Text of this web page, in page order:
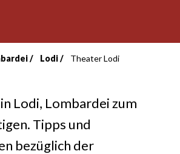
Lodi Theater Lodi
Lodi, Lombardei zum
Tipps und
bezüglich der